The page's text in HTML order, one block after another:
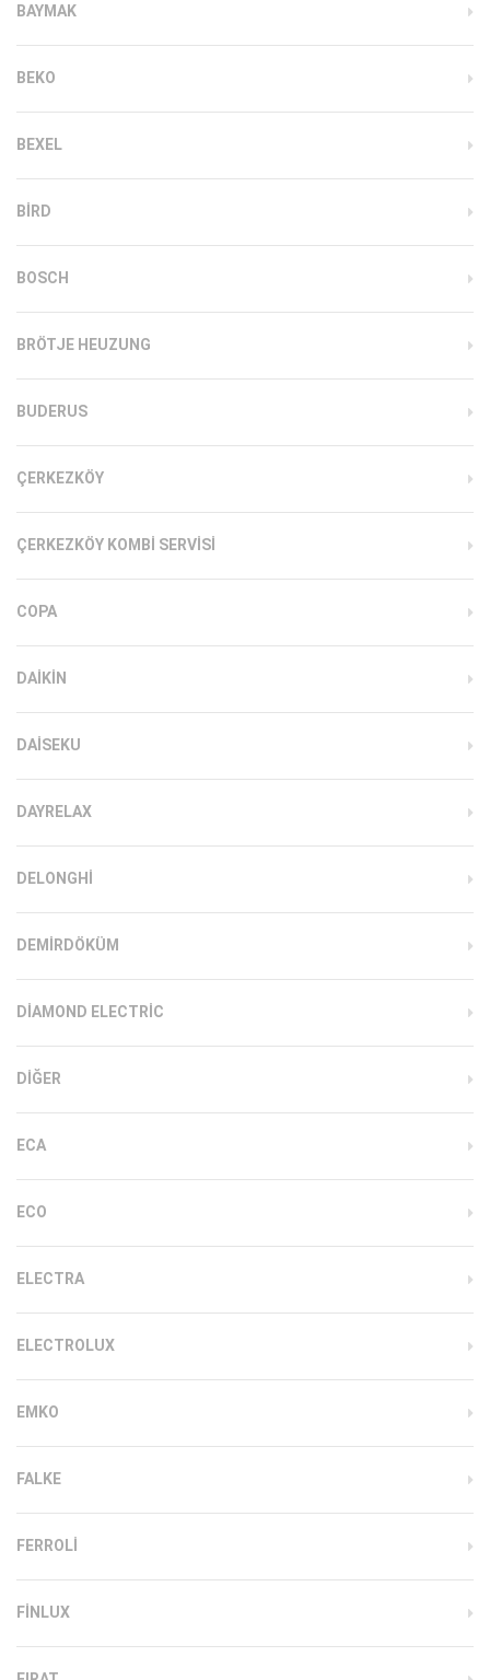
BAYMAK
BEKO
BEXEL
BIRD
BOSCH
BRÖTJE HEUZUNG
BUDERUS
ÇERKEZKÖY
ÇERKEZKÖY KOMBI SERVISI
COPA
DAIKIN
DAISEKU
DAYRELAX
DELONGHI
DEMIRDÖKÜM
DIAMOND ELECTRIC
DIĞER
ECA
ECO
ELECTRA
ELECTROLUX
EMKO
FALKE
FERROLI
FINLUX